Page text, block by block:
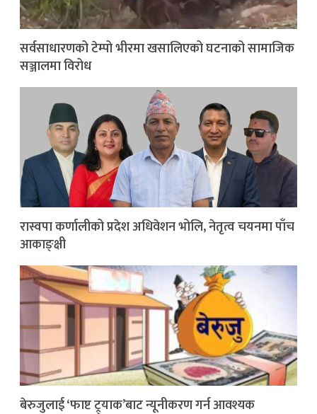
सर्वसाधारणको टेम्पो भीरमा खसालिएको घटनाको सामाजिक
सञ्जालमा विरोध
रास्वपा कर्णालीको प्रदेश अधिवेशन भोलि, नेतृत्व चयनमा पाँच
आकाङ्क्षी
बेरुजुलाई ‘फाष्ट ट्र्याक’बाट न्यूनीकरण गर्न आवश्यक